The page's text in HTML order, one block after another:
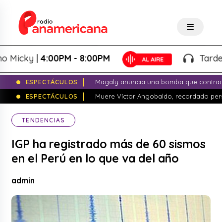
|4:00PM - 8:00PM Tardeo
ESPECTÁCULOS
Magaly anuncia una bomba que
ESPECTÁCULOS
Muere Víctor Angobaldo, recordado
TENDENCIAS
IGP ha registrado más de 60 sismos
en el Perú en lo que va del año
admin